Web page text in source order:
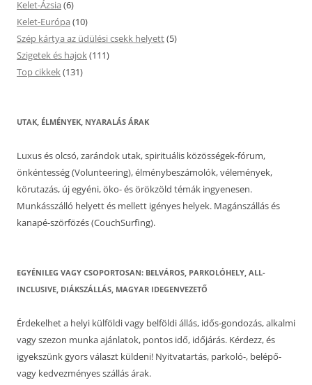
Kelet-Ázsia (6)
Kelet-Európa (10)
Szép kártya az üdülési csekk helyett(5)
Szigetek és hajok(111)
Top cikkek(131)
UTAK, ÉLMÉNYEK, NYARALÁS ÁRAK
Luxus és olcsó, zarándok utak, spirituális közösségek-fórum,
önkéntesség (Volunteering), élménybeszámolók, vélemények,
körutazás, új egyéni, öko- és örökzöld témák ingyenesen.
Munkásszálló helyett és mellett igényes helyek. Magánszállás és
kanapé-szörfözés (CouchSurfing).
EGYÉNILEG VAGY CSOPORTOSAN: BELVÁROS, PARKOLÓHELY, ALL-
INCLUSIVE, DIÁKSZÁLLÁS, MAGYAR IDEGENVEZETŐ
Érdekelhet a helyi külföldi vagy belföldi állás, idős-gondozás, alkalmi
vagy szezon munka ajánlatok, pontos idő, időjárás. Kérdezz, és
igyekszünk gyors választ küldeni! Nyitvatartás, parkoló-, belépő-
vagy kedvezményes szállás árak.